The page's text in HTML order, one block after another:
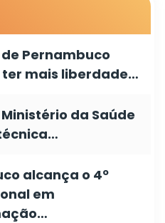
Pernambuco
ter mais liberdade…
da Saúde
alcança o 4º
em